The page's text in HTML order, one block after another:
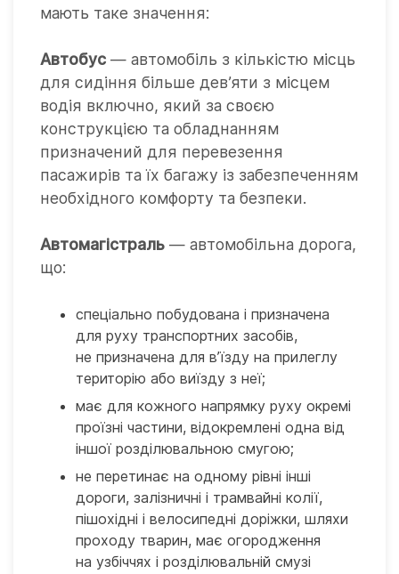
мають таке значення:
Автобус — автомобіль з кількістю місць
для сидіння більше дев’яти з місцем
водія включно, який за своєю
конструкцією та обладнанням
призначений для перевезення
пасажирів та їх багажу із забезпеченням
необхідного комфорту та безпеки.
Автомагістраль — автомобільна дорога,
що:
спеціально побудована і призначена
для руху транспортних засобів,
не призначена для в’їзду на прилеглу
територію або виїзду з неї;
має для кожного напрямку руху окремі
проїзні частини, відокремлені одна від
іншої розділювальною смугою;
не перетинає на одному рівні інші
дороги, залізничні і трамвайні колії,
пішохідні і велосипедні доріжки, шляхи
проходу тварин, має огородження
на узбіччях і розділювальній смузі